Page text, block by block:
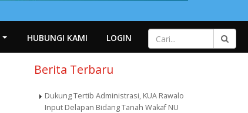
HUBUNGI KAMI LOGIN
Berita Terbaru
Dukung Tertib Administrasi, KUA Rawalo
Input Delapan Bidang Tanah Wakaf NU